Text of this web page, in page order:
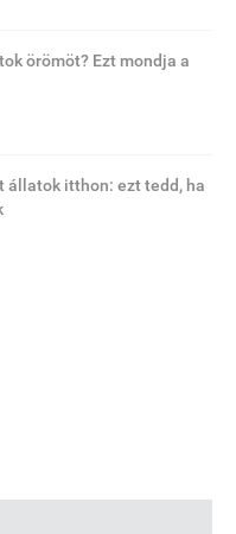
örömöt? Ezt mondja a
állatok itthon: ezt tedd, ha